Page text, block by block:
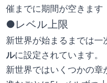
催までに期間が空きます
●レベル上限
新世界が始まるまでは
ルに設定されています。
新世界ではいくつかの